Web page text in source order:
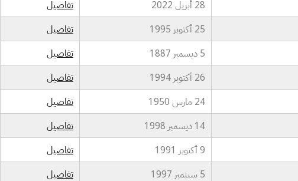
28 أبريل 2022
تفاصيل
25 أكتوبر 1995
تفاصيل
5 ديسمبر 1887
تفاصيل
26 أكتوبر 1994
تفاصيل
24 مارس 1950
تفاصيل
14 ديسمبر 1998
تفاصيل
9 أكتوبر 1991
تفاصيل
5 سبتمبر 1997
تفاصيل